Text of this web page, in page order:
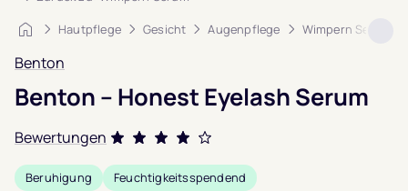
Startseite
Hautpflege Gesicht Augenpflege Wimpern Serum
Benton
Benton – Honest Eyelash Serum
Bewertungen
Bewertet mit
4.0von 5,
Beruhigung
Feuchtigkeitsspendend